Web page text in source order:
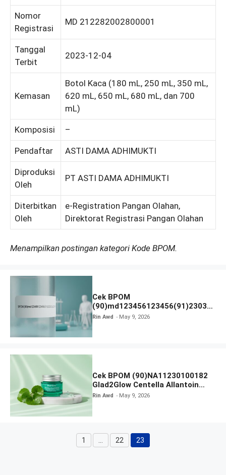
Nomor
Registrasi
MD 212282002800001
Tanggal
Terbit
2023-12-04
Kemasan
Botol Kaca (180 mL, 250 mL, 350 mL,
620 mL, 650 mL, 680 mL, dan 700
mL)
Komposisi –
Pendaftar ASTI DAMA ADHIMUKTI
Diproduksi
Oleh
PT ASTI DAMA ADHIMUKTI
Diterbitkan
Oleh
e-Registration Pangan Olahan,
Direktorat Registrasi Pangan Olahan
Menampilkan postingan kategori Kode BPOM.
Cek BPOM
(90)md123456123456(91)23031
2 Apakah Terdaftar?
Rin Awd May 9, 2026
Cek BPOM (90)NA11230100182
Glad2Glow Centella Allantoin
Soothing Gel Moisturizer
Rin Awd May 9, 2026
Page
1 Page
22 Page
23